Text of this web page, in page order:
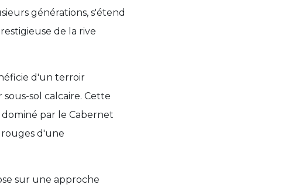
générations, s'étend
de la rive
d'un terroir
sol calcaire. Cette
par le Cabernet
d'une
sur une approche